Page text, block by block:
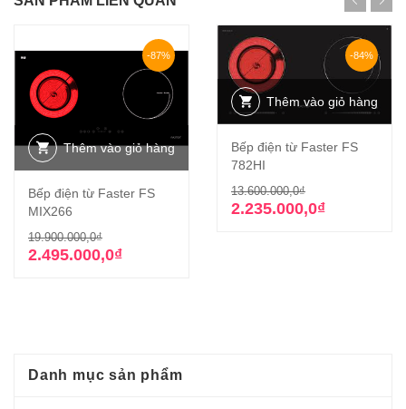
-87%
Thêm vào giỏ hàng
Bếp điện từ Faster FS
MIX266
19.900.000,0₫Giá
gốc
2.495.000,0₫
Giá
hiện
-84%
Thêm vào giỏ hàng
Bếp điện từ Faster FS
782HI
13.600.000,0₫Giá
gốc
2.235.000,0₫
Giá
hiện
Danh mục sản phẩm